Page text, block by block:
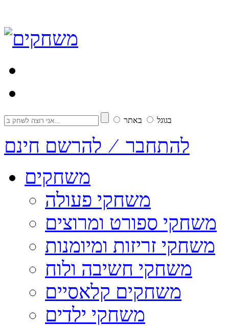
בגוגל באתר
להתחבר ⁄ להרשם חינם
משחקים
משחקי פעולה
משחקי ספורט ומרוצים
משחקי זריזות ומיומנות
משחקי חשיבה ולוח
משחקים קלאסיים
משחקי ילדים